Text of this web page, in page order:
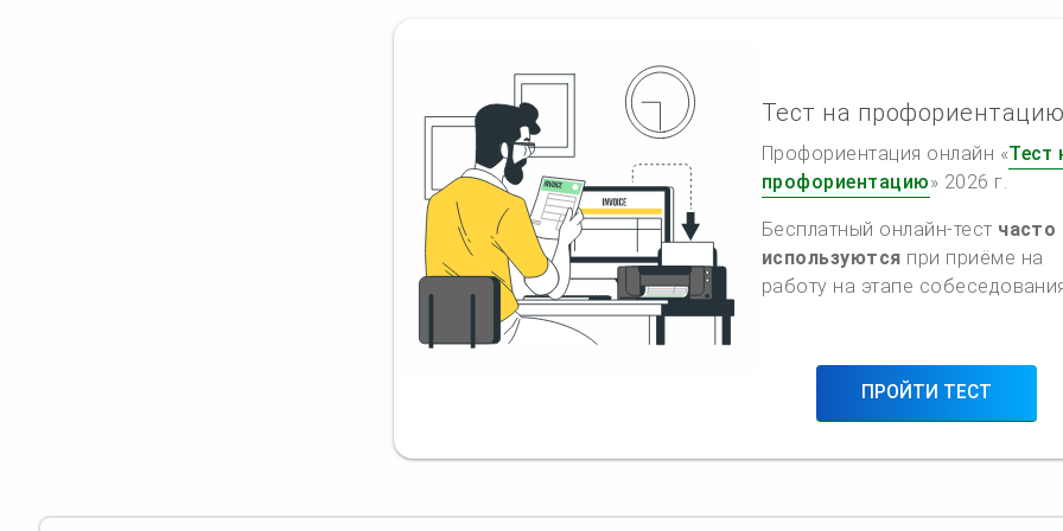
Тест на профориентацию
Профориентация онлайн «Тест
профориентацию» 2026 г.
Бесплатный онлайн-тест часто
используются при приёме на
работу на этапе
ПРОЙТИ ТЕСТ